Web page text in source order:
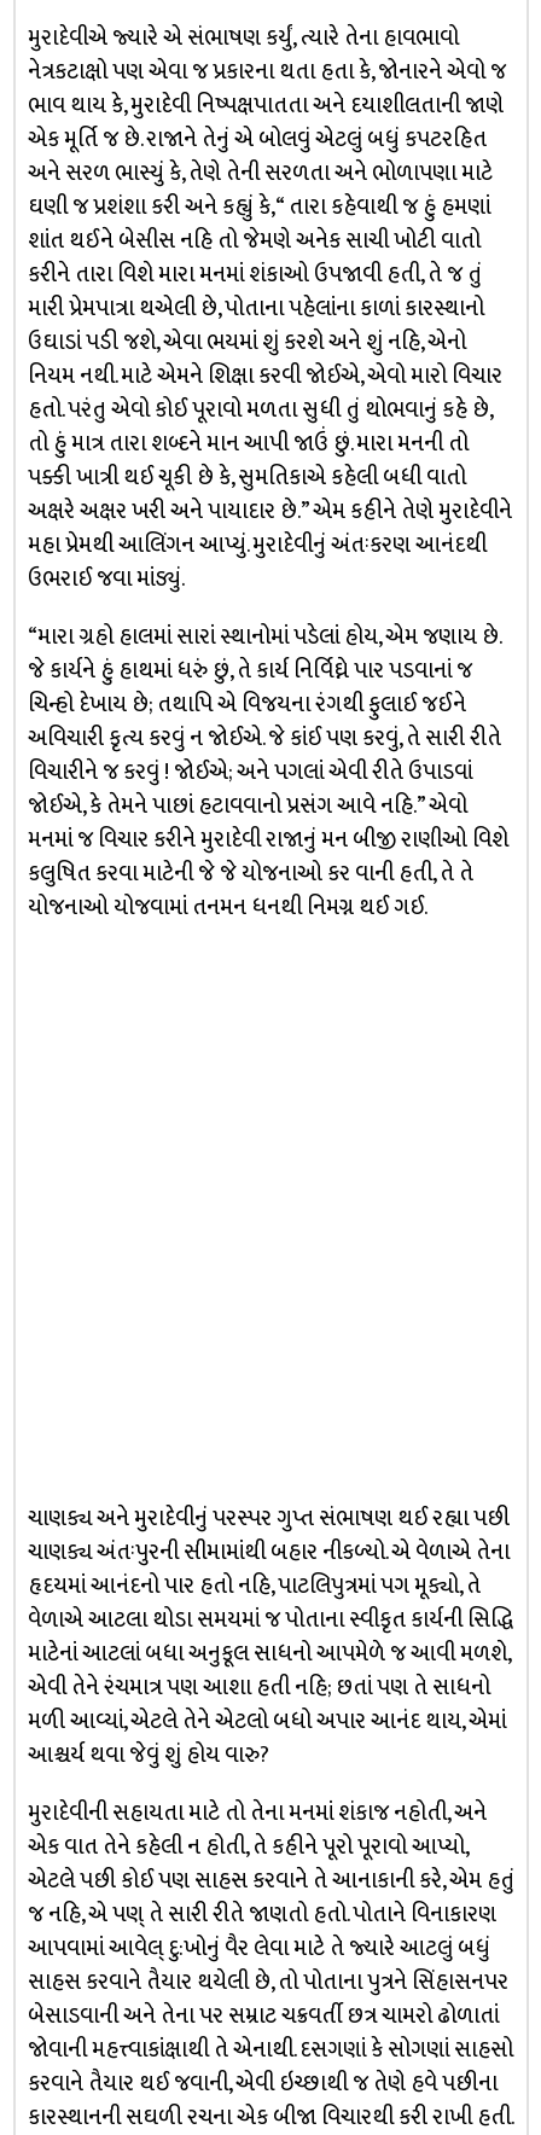
મુરાદેવીએ જ્યારે એ સંભાષણ કર્યું, ત્યારે તેના હાવભાવો
નેત્રકટાક્ષો પણ એવા જ પ્રકારના થતા હતા કે, જોનારને એવો જ
ભાવ થાય કે, મુરાદેવી નિષ્પક્ષપાતતા અને દયાશીલતાની જાણે
એક મૂર્તિ જ છે. રાજાને તેનું એ બોલવું એટલું બધું કપટરહિત
અને સરળ ભાસ્યું કે, તેણે તેની સરળતા અને ભોળાપણા માટે
ઘણી જ પ્રશંશા કરી અને કહ્યું કે, “ તારા કહેવાથી જ હું હમણાં
શાંત થઈને બેસીસ નહિ તો જેમણે અનેક સાચી ખોટી વાતો
કરીને તારા વિશે મારા મનમાં શંકાઓ ઉપજાવી હતી, તે જ તું
મારી પ્રેમપાત્રા થએલી છે, પોતાના પહેલાંના કાળાં કારસ્થાનો
ઉઘાડાં પડી જશે, એવા ભયમાં શું કરશે અને શું નહિ, એનો
નિયમ નથી. માટે એમને શિક્ષા કરવી જોઈએ, એવો મારો વિચાર
હતો. પરંતુ એવો કોઈ પૂરાવો મળતા સુધી તું થોભવાનું કહે છે,
તો હું માત્ર તારા શબ્દને માન આપી જાઉં છું. મારા મનની તો
પક્કી ખાત્રી થઈ ચૂકી છે કે, સુમતિકાએ કહેલી બધી વાતો
અક્ષરે અક્ષર ખરી અને પાયાદાર છે.” એમ કહીને તેણે મુરાદેવીને
મહા પ્રેમથી આલિંગન આપ્યું. મુરાદેવીનું અંતઃકરણ આનંદથી
ઉભરાઈ જવા માંડ્યું.
“મારા ગ્રહો હાલમાં સારાં સ્થાનોમાં પડેલાં હોય, એમ જણાય છે.
જે કાર્યને હું હાથમાં ધરું છું, તે કાર્ય નિર્વિઘ્ને પાર પડવાનાં જ
ચિન્હો દેખાય છે; તથાપિ એ વિજયના રંગથી ફુલાઈ જઈને
અવિચારી કૃત્ય કરવું ન જોઈએ. જે કાંઈ પણ કરવું, તે સારી રીતે
વિચારીને જ કરવું ! જોઈએ; અને પગલાં એવી રીતે ઉપાડવાં
જોઈએ, કે તેમને પાછાં હટાવવાનો પ્રસંગ આવે નહિ.” એવો
મનમાં જ વિચાર કરીને મુરાદેવી રાજાનું મન બીજી રાણીઓ વિશે
કલુષિત કરવા માટેની જે જે યોજનાઓ કર વાની હતી, તે તે
યોજનાઓ યોજવામાં તનમન ધનથી નિમગ્ન થઈ ગઈ.
ચાણક્ય અને મુરાદેવીનું પરસ્પર ગુપ્ત સંભાષણ થઈ રહ્યા પછી
ચાણક્ય અંતઃપુરની સીમામાંથી બહાર નીકળ્યો. એ વેળાએ તેના
હૃદયમાં આનંદનો પાર હતો નહિ, પાટલિપુત્રમાં પગ મૂક્યો, તે
વેળાએ આટલા થોડા સમયમાં જ પોતાના સ્વીકૃત કાર્યની સિદ્ધિ
માટેનાં આટલાં બધા અનુકૂલ સાધનો આપમેળે જ આવી મળશે,
એવી તેને રંચમાત્ર પણ આશા હતી નહિ; છતાં પણ તે સાધનો
મળી આવ્યાં, એટલે તેને એટલો બધો અપાર આનંદ થાય, એમાં
આશ્ચર્ય થવા જેવું શું હોય વારુ?
મુરાદેવીની સહાયતા માટે તો તેના મનમાં શંકાજ નહોતી, અને
એક વાત તેને કહેલી ન હોતી, તે કહીને પૂરો પૂરાવો આપ્યો,
એટલે પછી કોઈ પણ સાહસ કરવાને તે આનાકાની કરે, એમ હતું
જ નહિ, એ પણ્ તે સારી રીતે જાણતો હતો. પોતાને વિનાકારણ
આપવામાં આવેલ્ દુ:ખોનું વૈર લેવા માટે તે જ્યારે આટલું બધું
સાહસ કરવાને તૈયાર થયેલી છે, તો પોતાના પુત્રને સિંહાસનપર
બેસાડવાની અને તેના પર સમ્રાટ ચક્રવર્તી છત્ર ચામરો ઢોળાતાં
જોવાની મહત્ત્વાકાંક્ષાથી તે એનાથી. દસગણાં કે સોગણાં સાહસો
કરવાને તૈયાર થઈ જવાની, એવી ઇચ્છાથી જ તેણે હવે પછીના
કારસ્થાનની સઘળી રચના એક બીજા વિચારથી કરી રાખી હતી.